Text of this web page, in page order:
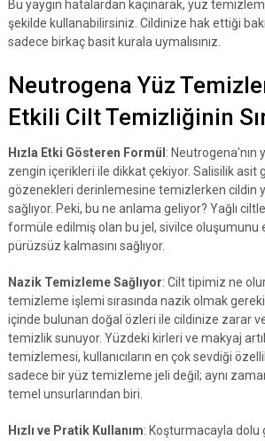
Bu yaygın hatalardan kaçınarak, yüz
şekilde kullanabilirsiniz. Cildinize hak ettiği
sadece birkaç basit kurala uymalısınız.
Neutrogena Yüz
Etkili Cilt Temizliğinin
Hızla Etki Gösteren Formül : Neutrogena'nın
zengin içerikleri ile dikkat çekiyor. Salisilik asit
gözenekleri derinlemesine temizlerken cildin
sağlıyor. Peki, bu ne anlama geliyor? Yağlı
formüle edilmiş olan bu jel, sivilce oluşumunu
pürüzsüz kalmasını sağlıyor.
Nazik Temizleme Sağlıyor: Cilt tipimiz ne
temizleme işlemi sırasında nazik olmak
içinde bulunan doğal özleri ile cildinize zarar
temizlik sunuyor. Yüzdeki kirleri ve makyaj
temizlemesi, kullanıcıların en çok sevdiği
sadece bir yüz temizleme jeli değil; aynı
temel unsurlarından biri.
Hızlı ve Pratik Kullanım: Koşturmacayla